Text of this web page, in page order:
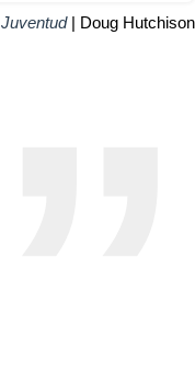
Juventud| Doug Hutchison